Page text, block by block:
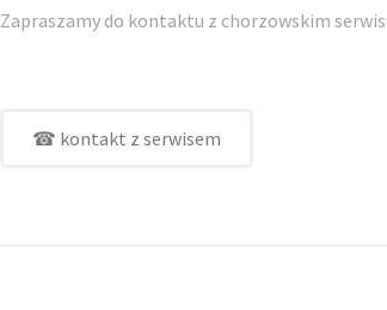
Zapraszamy do kontaktu z chorzowskim
☎ kontakt z serwisem